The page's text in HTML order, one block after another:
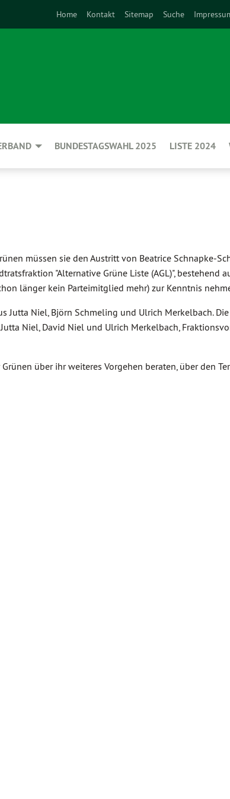
Home Kontakt Sitemap Suche
BUNDESTAGSWAHL 2025 LISTE 2024
müssen sie den Austritt von Beatrice Schnapke-
"Alternative Grüne Liste (AGL)", bestehend
länger kein Parteimitglied mehr) zur Kenntnis
Jutta Niel, Björn Schmeling und Ulrich Merkelbach. Die
Niel, David Niel und Ulrich Merkelbach,
über ihr weiteres Vorgehen beraten, über den